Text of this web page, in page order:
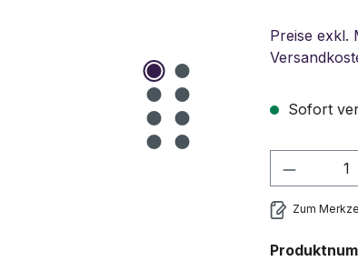
Preise exkl.
Sofort
Zum